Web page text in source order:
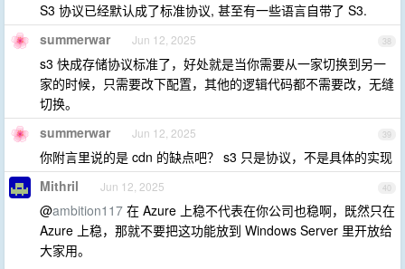
S3 协议已经默认成了标准协议, 甚至有一些语言自带了 S3.
38
summerwar Jun 12, 2025
s3 快成存储协议标准了，好处就是当你需要从一家切换到另一
家的时候，只需要改下配置，其他的逻辑代码都不需要改，无缝
切换。
39
summerwar Jun 12, 2025
你附言里说的是 cdn 的缺点吧？ s3 只是协议，不是具体的实现
40
Mithril Jun 12, 2025
@ambition117 在 Azure 上稳不代表在你公司也稳啊，既然只在
Azure 上稳，那就不要把这功能放到 Windows Server 里开放给
大家用。